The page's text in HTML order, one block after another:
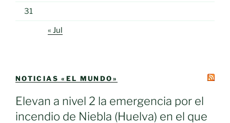
31
« Jul
NOTICIAS «EL MUNDO»
Elevan a nivel 2 la emergencia por el
incendio de Niebla (Huelva) en el que